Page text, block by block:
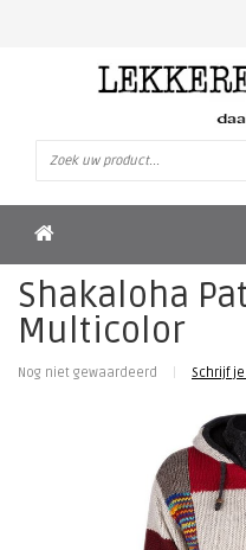
Shakaloha
Multicolor
Nog niet gewaardeerd Schrijf